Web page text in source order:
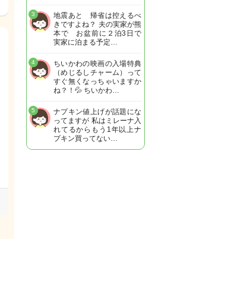
地震あと 帰省は控えるべ
きですよね？ 夫の実家が熊
本で お盆前に２泊3日で
実家に泊まる予定…
3
ちいかわの映画の入場特典
（めじるしチャーム）って
すぐ無くなっちゃいますか
ね？！💦 ちいかわ…
4
ナプキン値上げが話題にな
ってますが 私はミレーナ入
れてるからもう1年以上ナ
プキン買ってない…
5